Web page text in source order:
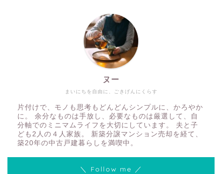
まいにちを自由に、ごきげんにくらす
ヌー
片付けで、モノも思考もどんどんシンプルに、かろやか
に。 余分なものは手放し、必要なものは厳選して、自
分軸でのミニマムライフを大切にしています。 夫と子
ども2人の４人家族。 新築分譲マンション売却を経て、
築20年の中古戸建暮らしを満喫中。
＼ Follow me ／